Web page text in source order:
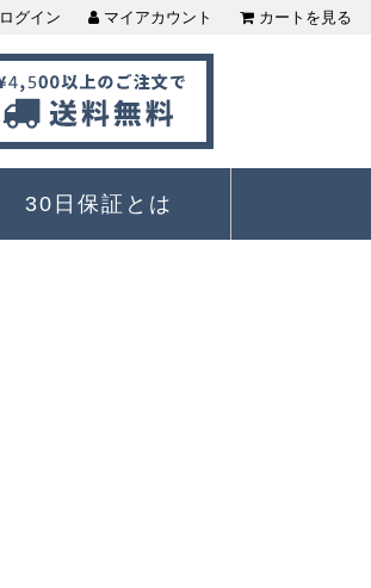
ログイン マイアカウント カートを見る
30日保証とは